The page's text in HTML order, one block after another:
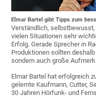
Elmar Bartel gibt Tipps zum
Verständlich,
vielen Situationen sehr
Erfolg. Gerade Sprecher in
Produktionen sollten
sondern auch große
Elmar Bartel hat erfolgreich
gelernte Kaufmann, Cutter,
30 Jahren Hörfunk- und